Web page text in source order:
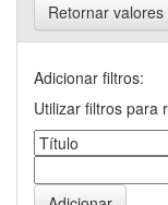
Retornar valores
Adicionar filtros:
Utilizar filtros para